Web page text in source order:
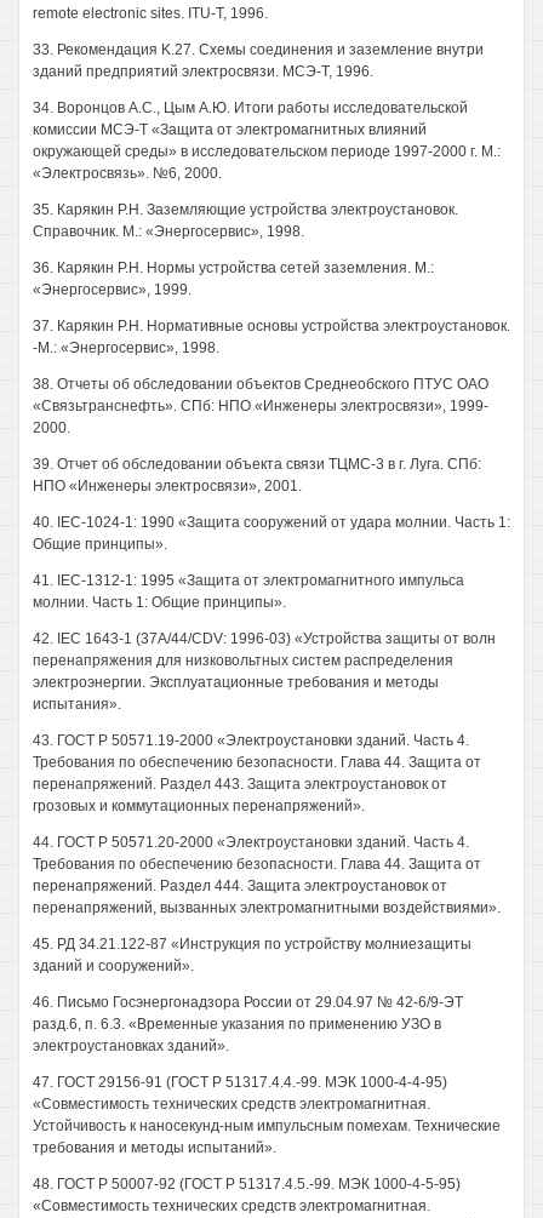
remote electronic sites. ITU-T, 1996.
33. Рекомендация K.27. Схемы соединения и заземление внутри
зданий предприятий электросвязи. МСЭ-Т, 1996.
34. Воронцов А.С., Цым А.Ю. Итоги работы исследовательской
комиссии МСЭ-Т «Защита от электромагнитных влияний
окружающей среды» в исследовательском периоде 1997-2000 г. М.:
«Электросвязь». №6, 2000.
35. Карякин Р.Н. Заземляющие устройства электроустановок.
Справочник. М.: «Энергосервис», 1998.
36. Карякин Р.Н. Нормы устройства сетей заземления. М.:
«Энергосервис», 1999.
37. Карякин Р.Н. Нормативные основы устройства электроустановок.
-М.: «Энергосервис», 1998.
38. Отчеты об обследовании объектов Среднеобского ПТУС ОАО
«Связьтранснефть». СПб: НПО «Инженеры электросвязи», 1999-
2000.
39. Отчет об обследовании объекта связи ТЦМС-3 в г. Луга. СПб:
НПО «Инженеры электросвязи», 2001.
40. IEC-1024-1: 1990 «Защита сооружений от удара молнии. Часть 1:
Общие принципы».
41. IEC-1312-1: 1995 «Защита от электромагнитного импульса
молнии. Часть 1: Общие принципы».
42. IEC 1643-1 (37A/44/CDV: 1996-03) «Устройства защиты от волн
перенапряжения для низковольтных систем распределения
электроэнергии. Эксплуатационные требования и методы
испытания».
43. ГОСТ Р 50571.19-2000 «Электроустановки зданий. Часть 4.
Требования по обеспечению безопасности. Глава 44. Защита от
перенапряжений. Раздел 443. Защита электроустановок от
грозовых и коммутационных перенапряжений».
44. ГОСТ Р 50571.20-2000 «Электроустановки зданий. Часть 4.
Требования по обеспечению безопасности. Глава 44. Защита от
перенапряжений. Раздел 444. Защита электроустановок от
перенапряжений, вызванных электромагнитными воздействиями».
45. РД 34.21.122-87 «Инструкция по устройству молниезащиты
зданий и сооружений».
46. Письмо Госэнергонадзора России от 29.04.97 № 42-6/9-ЭТ
разд.6, п. 6.3. «Временные указания по применению УЗО в
электроустановках зданий».
47. ГОСТ 29156-91 (ГОСТ Р 51317.4.4.-99. МЭК 1000-4-4-95)
«Совместимость технических средств электромагнитная.
Устойчивость к наносекунд-ным импульсным помехам. Технические
требования и методы испытаний».
48. ГОСТ Р 50007-92 (ГОСТ Р 51317.4.5.-99. МЭК 1000-4-5-95)
«Совместимость технических средств электромагнитная.